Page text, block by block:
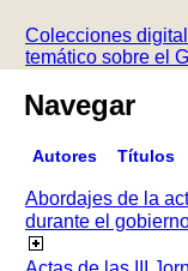
Colecciones
temático sobre el
Navegar
Autores Títulos
Abordajes de la
durante el